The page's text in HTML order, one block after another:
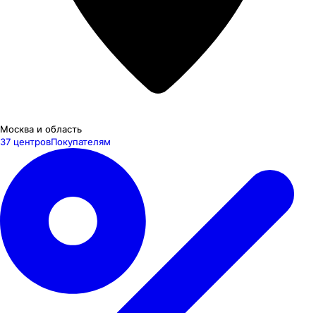
Москва и область
37 центровПокупателям